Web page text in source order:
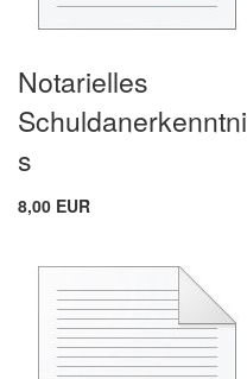
Notarielles
Schuldanerkenntni
s
8,00 EUR